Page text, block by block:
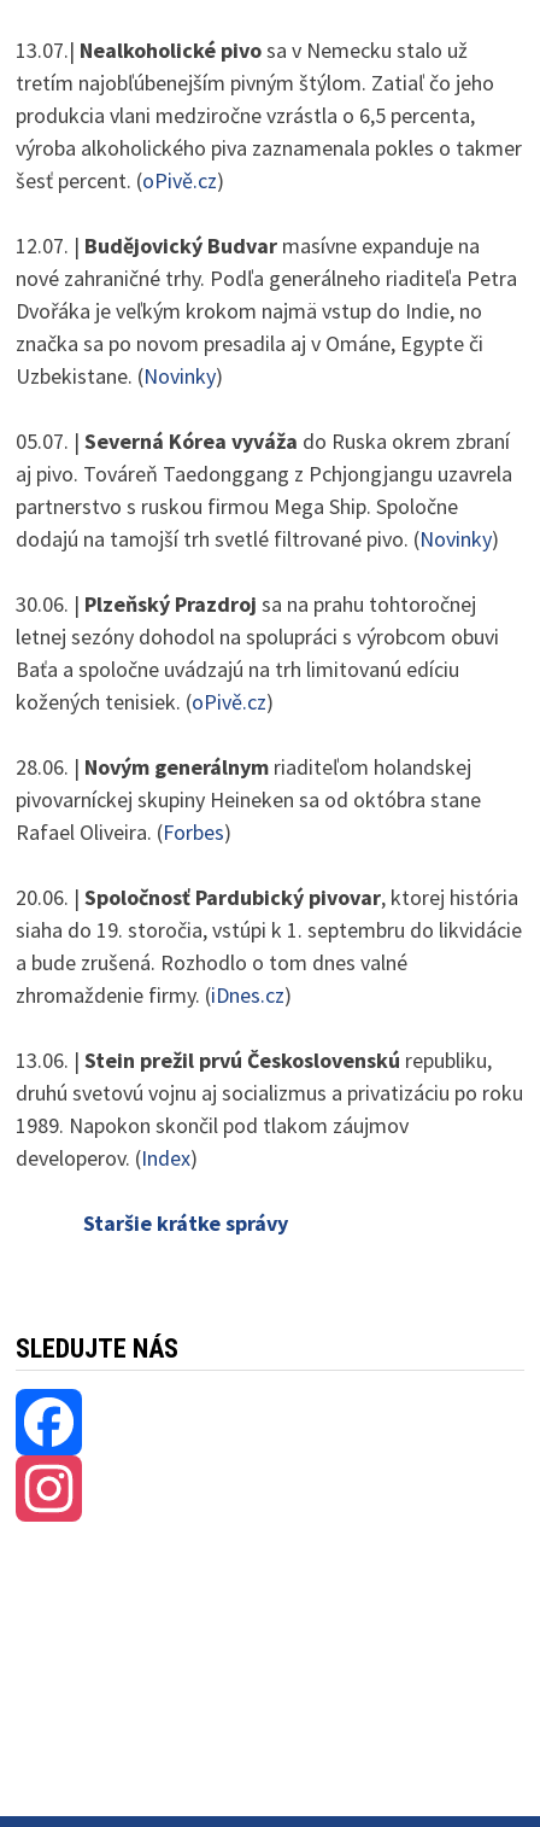
13.07.| Nealkoholické pivosa v Nemecku stalo už
tretím najobľúbenejším pivným štýlom. Zatiaľ čo jeho
produkcia vlani medziročne vzrástla o 6,5 percenta,
výroba alkoholického piva zaznamenala pokles o takmer
šesť percent. (oPivě.cz)
12.07. | Budějovický Budvarmasívne expanduje na
nové zahraničné trhy. Podľa generálneho riaditeľa Petra
Dvořáka je veľkým krokom najmä vstup do Indie, no
značka sa po novom presadila aj v Ománe, Egypte či
Uzbekistane. (Novinky)
05.07. | Severná Kórea vyváža do Ruska okrem zbraní
aj pivo. Továreň Taedonggang z Pchjongjangu uzavrela
partnerstvo s ruskou firmou Mega Ship. Spoločne
dodajú na tamojší trh svetlé filtrované pivo. (Novinky)
30.06. | Plzeňský Prazdroj sa na prahu tohtoročnej
letnej sezóny dohodol na spolupráci s výrobcom obuvi
Baťa a spoločne uvádzajú na trh limitovanú edíciu
kožených tenisiek. (oPivě.cz)
28.06. | Novým generálnymriaditeľom holandskej
pivovarníckej skupiny Heineken sa od októbra stane
Rafael Oliveira. (Forbes)
20.06. | Spoločnosť Pardubický pivovar, ktorej história
siaha do 19. storočia, vstúpi k 1. septembru do likvidácie
a bude zrušená. Rozhodlo o tom dnes valné
zhromaždenie firmy. (iDnes.cz)
13.06. | Stein prežil prvú Československú republiku,
druhú svetovú vojnu aj socializmus a privatizáciu po roku
1989. Napokon skončil pod tlakom záujmov
developerov. (Index)
Staršie krátke správy
SLEDUJTE NÁS
Facebook